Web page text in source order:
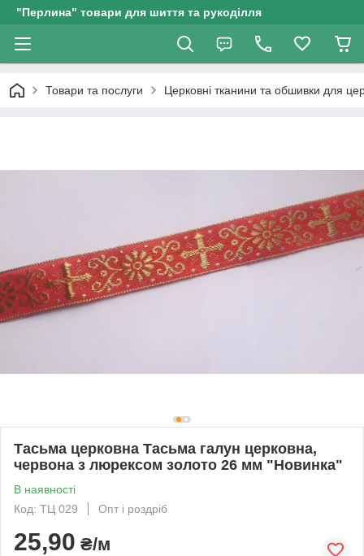
"Перлина" товари для шиття та рукоділля
Товари та послуги Церковні тканини та обшивки для
Тасьма церковна Тасьма галун церковна,
червона з люрексом золото 26 мм "Новинка"
В наявності
Код: ТЦ 029
Опт і роздріб
25,90 ₴/м